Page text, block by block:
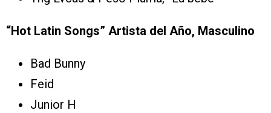
“Hot Latin Songs” Artista del Año, Masculino
Bad Bunny
Feid
Junior H